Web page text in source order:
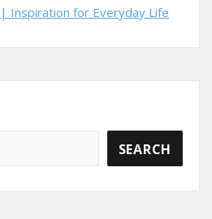
Inspiration for Everyday Life
SEARCH